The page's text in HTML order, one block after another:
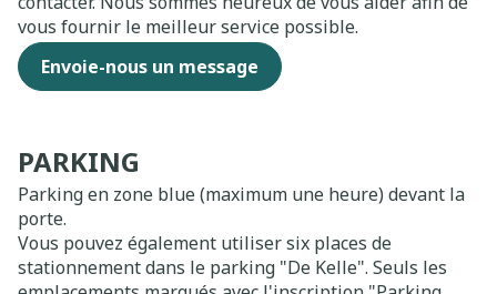
vous fournir le meilleur service possible.
Envoie-nous un message
PARKING
Parking en zone blue (maximum une heure) devant la
porte.
Vous pouvez également utiliser six places de
stationnement dans le parking "De Kelle". Seuls les